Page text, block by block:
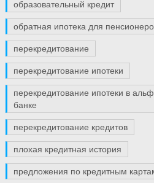
образовательный кредит
обратная ипотека для
перекредитование
перекредитование ипотеки
перекредитование ипотеки в
банке
перекредитование кредитов
плохая кредитная история
предложения по кредитным